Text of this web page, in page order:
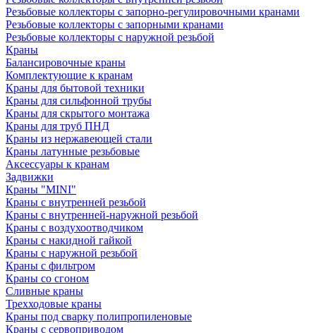
Резьбовые коллекторы с запорно-регулировочными кранами
Резьбовые коллекторы с запорными кранами
Резьбовые коллекторы с наружной резьбой
Краны
Балансировочные краны
Комплектующие к кранам
Краны для бытовой техники
Краны для сильфонной трубы
Краны для скрытого монтажа
Краны для труб ПНД
Краны из нержавеющей стали
Краны латунные резьбовые
Аксессуары к кранам
Задвижки
Краны "MINI"
Краны с внутренней резьбой
Краны с внутренней-наружной резьбой
Краны с воздухоотводчиком
Краны с накидной гайкой
Краны с наружной резьбой
Краны с фильтром
Краны со сгоном
Сливные краны
Трехходовые краны
Краны под сварку полипропиленовые
Краны с сервоприводом